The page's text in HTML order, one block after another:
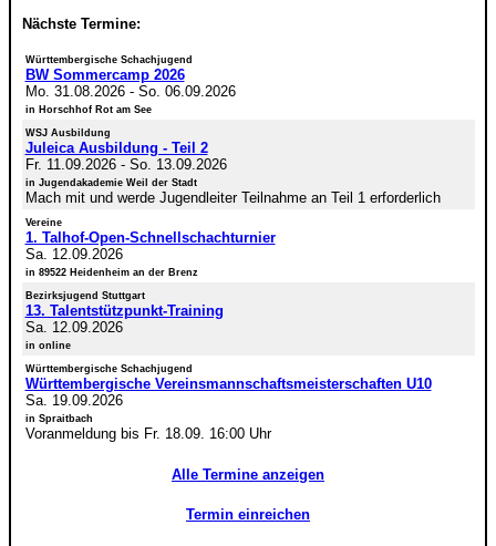
Nächste Termine:
Württembergische Schachjugend
BW Sommercamp 2026
Mo. 31.08.2026- So. 06.09.2026
in Horschhof Rot am See
WSJ Ausbildung
Juleica Ausbildung - Teil 2
Fr. 11.09.2026- So. 13.09.2026
in Jugendakademie Weil der Stadt
Mach mit und werde Jugendleiter Teilnahme an Teil 1 erforderlich
Vereine
1. Talhof-Open-Schnellschachturnier
Sa. 12.09.2026
in 89522 Heidenheim an der Brenz
Bezirksjugend Stuttgart
13. Talentstützpunkt-Training
Sa. 12.09.2026
in online
Württembergische Schachjugend
Württembergische Vereinsmannschaftsmeisterschaften U10
Sa. 19.09.2026
in Spraitbach
Voranmeldung bis Fr. 18.09. 16:00 Uhr
Alle Termine anzeigen
Termin einreichen